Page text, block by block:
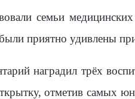
семьи
приятно удивлены
наградил трёх
отметив самых